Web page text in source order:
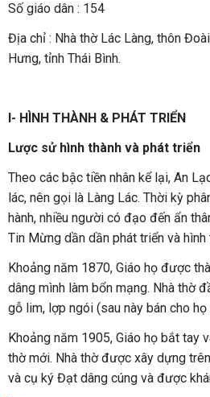
Số giáo dân : 154
Địa chỉ : Nhà thờ Lác Làng, thôn
Hưng, tỉnh Thái Bình.
I- HÌNH THÀNH & PHÁT TRIỂN
Lược sử hình thành và phát triển
Theo các bậc tiền nhân kể lại, An
lác, nên gọi là Làng Lác. Thời kỳ
hành, nhiều người có đạo đến ẩn
Tin Mừng dần dần phát triển và
Khoảng năm 1870, Giáo họ được
dâng mình làm bổn mạng. Nhà thờ
gỗ lim, lợp ngói (sau này bán cho họ
Khoảng năm 1905, Giáo họ bắt tay
thờ mới. Nhà thờ được xây dựng
và cụ ký Đạt dâng cúng và được